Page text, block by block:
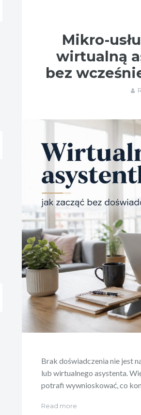
Mikro-
wirtualną
bez
Brak doświadczenia nie jest
lub wirtualnego asystenta.
potrafi wywnioskować, co
Read more